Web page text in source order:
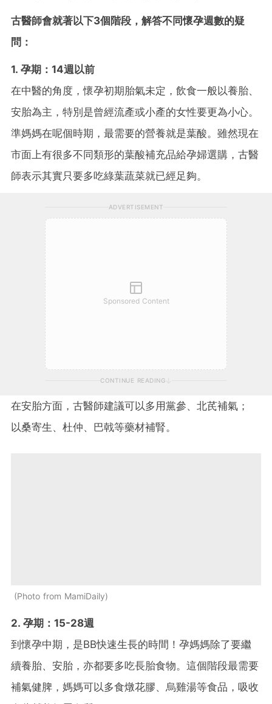
古醫師會就著以下3個階段，解答不同懷孕週數的疑
問：
1. 孕期：14週以前
在中醫的角度，懷孕初期胎氣未定，飲食一般以養胎、
安胎為主，特別是曾經流產或小產的女性要更為小心。
準媽媽在呢個時期，最需要的營養就是葉酸。雖然現在
市面上有很多不同類形的葉酸補充品給孕婦選購，古醫
師表示其實只要多吃綠葉蔬菜就已經足夠。
ADVERTISEMENT
Sponsored Content
CONTINUE READING
在安胎方面，古醫師建議可以多用黨參、北芪補氣；
以桑寄生、杜仲、巴戟等藥材補腎。
Photo from MamiDaily
2. 孕期：15-28週
到懷孕中期，是BB快速生長的時間！孕媽媽除了要繼
續養胎、安胎，亦都要多吃長胎食物。這個階段最需要
補氣健脾，媽媽可以多食燉花膠、烏雞湯等食品，吸收